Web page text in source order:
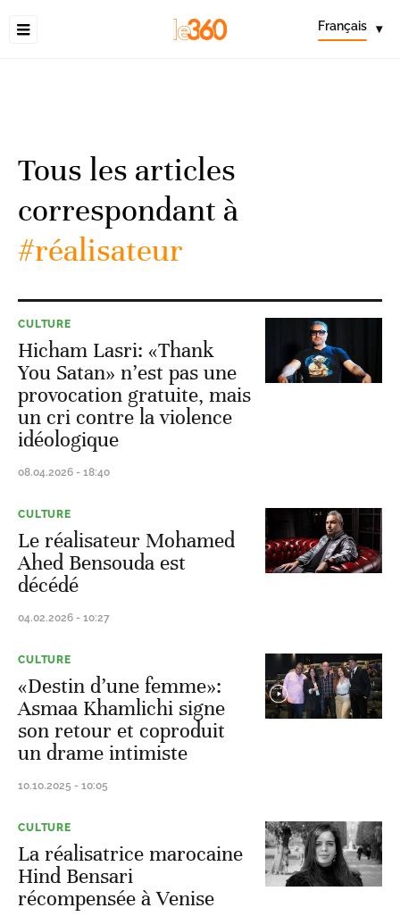
Français ▾
Tous les articles
correspondant à
#réalisateur
CULTURE
Hicham Lasri: «Thank
You Satan» n’est pas une
provocation gratuite, mais
un cri contre la violence
idéologique
08.04.2026 - 18:40
CULTURE
Le réalisateur Mohamed
Ahed Bensouda est
décédé
04.02.2026 - 10:27
CULTURE
«Destin d’une femme»:
Asmaa Khamlichi signe
son retour et coproduit
un drame intimiste
10.10.2025 - 10:05
CULTURE
La réalisatrice marocaine
Hind Bensari
récompensée à Venise